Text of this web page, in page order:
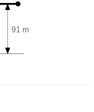
91 m